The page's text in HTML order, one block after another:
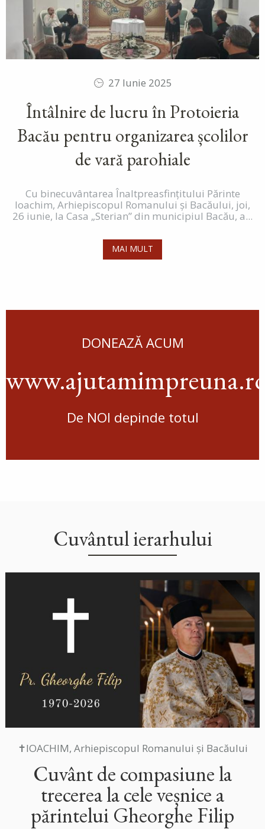
27 Iunie 2025
Întâlnire de lucru în Protoieria
Bacău pentru organizarea școlilor
de vară parohiale
Cu binecuvântarea Înaltpreasfințitului Părinte
Ioachim, Arhiepiscopul Romanului și Bacăului, joi,
26 iunie, la Casa „Sterian” din municipiul Bacău, a...
MAI MULT
DONEAZĂ ACUM
De NOI depinde totul
Cuvântul ierarhului
✝IOACHIM, Arhiepiscopul Romanului și Bacăului
Cuvânt de compasiune la
trecerea la cele veșnice a
părintelui Gheorghe Filip